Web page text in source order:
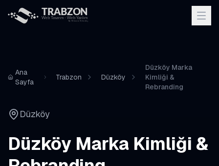
Ana
Sayfa
Trabzon Düzköy
Düzköy Marka
Kimliği &
Rebranding
Düzköy
Düzköy Marka Kimliği &